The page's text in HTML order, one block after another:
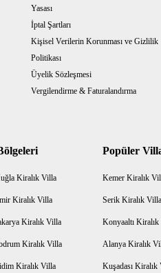
Yasası
İptal Şartları
Kişisel Verilerin Korunması ve Gizlilik
Politikası
Üyelik Sözleşmesi
Vergilendirme & Faturalandırma
Kiralık Villa
Kiralık Villa
Kiralık Villa
Kiralık Villa
Kiralık Villa
Popüler
Kemer Kiralık
Serik Kiralık Villa
Konyaaltı
Alanya Kiralık
Kuşadası Kiralık